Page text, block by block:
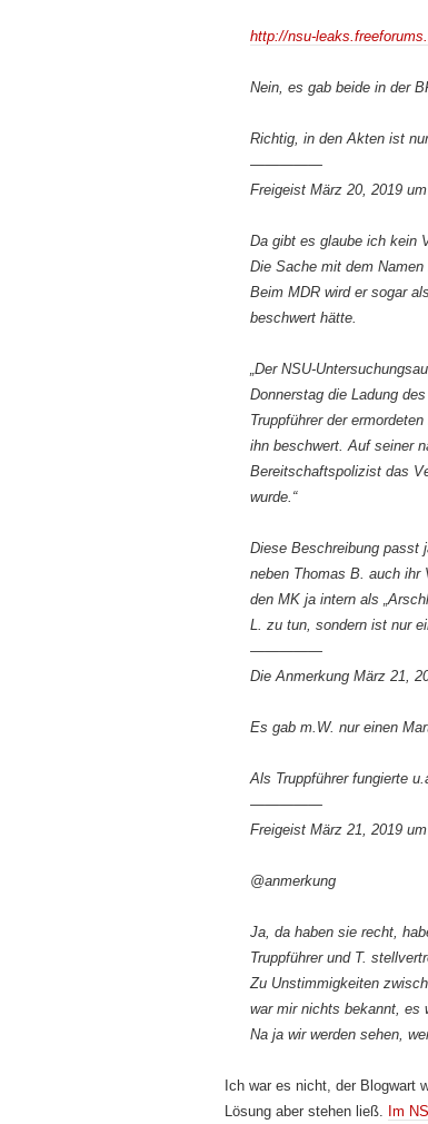
http://nsu-
Nein, es gab beide in der
Richtig, in den Akten ist
—————
Freigeist März 20, 2019
Da gibt es glaube ich kein
Die Sache mit dem
Beim MDR wird er sogar
beschwert hätte.
„Der NSU-
Donnerstag die Ladung
Truppführer der
ihn beschwert. Auf seiner
Bereitschaftspolizist das
wurde.“
Diese Beschreibung passt
neben Thomas B. auch ihr
den MK ja intern als
L. zu tun, sondern ist nur
—————
Die Anmerkung März 21,
Es gab m.W. nur einen
Als Truppführer fungierte
—————
Freigeist März 21, 2019
@anmerkung
Ja, da haben sie recht,
Truppführer und T.
Zu Unstimmigkeiten
war mir nichts bekannt, es
Na ja wir werden sehen,
Ich war es nicht, der Blogwart
Lösung aber stehen ließ. Im